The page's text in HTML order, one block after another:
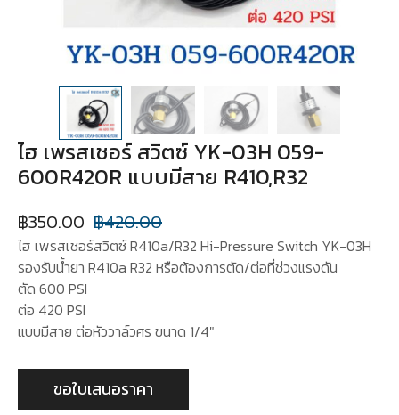
ไฮ เพรสเชอร์ สวิตซ์ YK-03H 059-
600R420R แบบมีสาย R410,R32
฿420.00
฿350.00
ไฮ เพรสเชอร์สวิตซ์ R410a/R32 Hi-Pressure Switch YK-03H
รองรับน้ำยา R410a R32 หรือต้องการตัด/ต่อที่ช่วงแรงดัน
ตัด 600 PSI
ต่อ 420 PSI
แบบมีสาย ต่อหัววาล์วศร ขนาด 1/4″
ขอใบเสนอราคา